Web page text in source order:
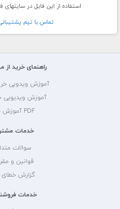
استفاده از این فایل در
تماس با تيم
راهنمای خرید از
آموزش ویدویی
آموزش ویدیویی
PDF آموزش خرید
خدمات
سوالات
قوانین و
گزارش خطای
خدمات